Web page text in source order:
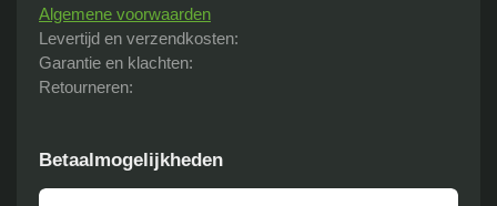
Algemene voorwaarden
Levertijd en verzendkosten:
Garantie en klachten:
Retourneren:
Betaalmogelijkheden